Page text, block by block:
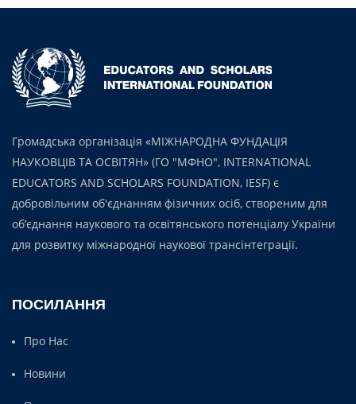
Громадська організація «МІЖНАРОДНА ФУНДАЦІЯ
НАУКОВЦІВ ТА ОСВІТЯН» (ГО "МФНО", INTERNATIONAL
EDUCATORS AND SCHOLARS FOUNDATION, IESF) є
добровільним об'єднанням фізичних осіб, створеним для
об’єднання наукового та освітянського потенціалу України
для розвитку міжнародної наукової трансінтеграції.
ПОСИЛАННЯ
Про Нас
Новини